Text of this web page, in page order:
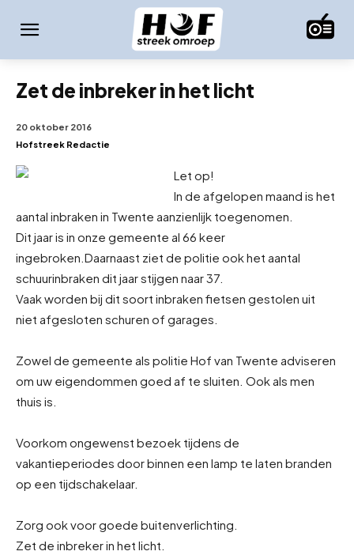
Zet de inbreker in het licht
20 oktober 2016
Hofstreek Redactie
Let op!
In de afgelopen maand is het
aantal inbraken in Twente aanzienlijk toegenomen.
Dit jaar is in onze gemeente al 66 keer
ingebroken. Daarnaast ziet de politie ook het aantal
schuurinbraken dit jaar stijgen naar 37.
Vaak worden bij dit soort inbraken fietsen gestolen uit
niet afgesloten schuren of garages.
Zowel de gemeente als politie Hof van Twente adviseren
om uw eigendommen goed af te sluiten. Ook als men
thuis is.
Voorkom ongewenst bezoek tijdens de
vakantieperiodes door binnen een lamp te laten branden
op een tijdschakelaar.
Zorg ook voor goede buitenverlichting.
Zet de inbreker in het licht.